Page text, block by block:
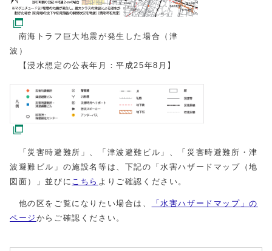
南海トラフ巨大地震が発生した場合（津
波）
【浸水想定の公表年月：平成25年8月】
「災害時避難所」、「津波避難ビル」、「災害時避難所・津
波避難ビル」の施設名等は、下記の「水害ハザードマップ（地
図面）」並びに こちら よりご確認ください。
他の区をご覧になりたい場合は、
「水害ハザードマップ」の
ページ からご確認ください。